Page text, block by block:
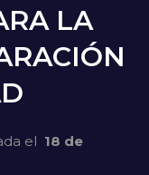
LA
el 18 de